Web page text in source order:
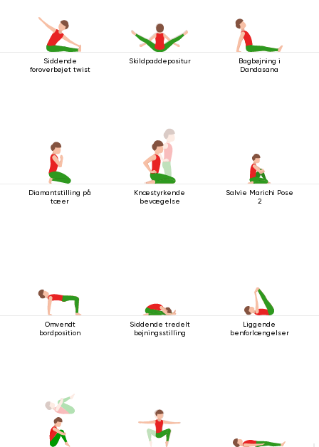
Siddende
foroverbøjet twist
Skildpaddepositur
Bagbøjning i
Dandasana
Diamantstilling på
tæer
Knæstyrkende
bevægelse
Salvie Marichi Pose
2
Omvendt
bordposition
Siddende tredelt
bøjningsstilling
Liggende
benforlængelser